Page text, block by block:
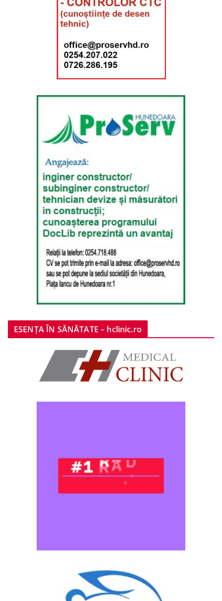
ESENȚA ÎN SĂNĂTATE – hclinic.ro